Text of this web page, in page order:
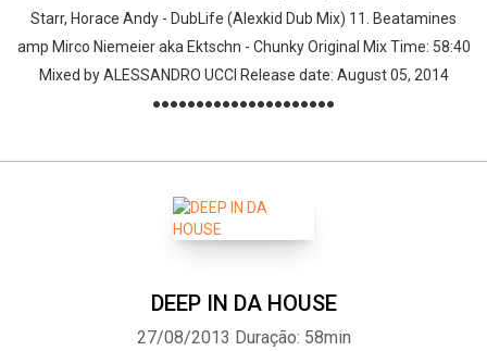
Starr, Horace Andy - DubLife (Alexkid Dub Mix) 11. Beatamines
amp Mirco Niemeier aka Ektschn - Chunky Original Mix Time: 58:40
Mixed by ALESSANDRO UCCI Release date: August 05, 2014
●●●●●●●●●●●●●●●●●●●●●
DEEP IN DA HOUSE
27/08/2013 Duração: 58min